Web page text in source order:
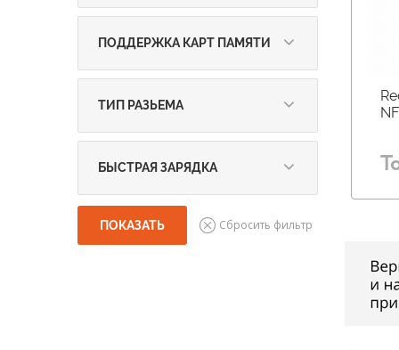
Да (9)
ПОДДЕРЖКА КАРТ ПАМЯТИ
Micro SD (9)
ТИП РАЗЬЕМА
USB Type-C (9)
БЫСТРАЯ ЗАРЯДКА
больше 45 Вт (9)